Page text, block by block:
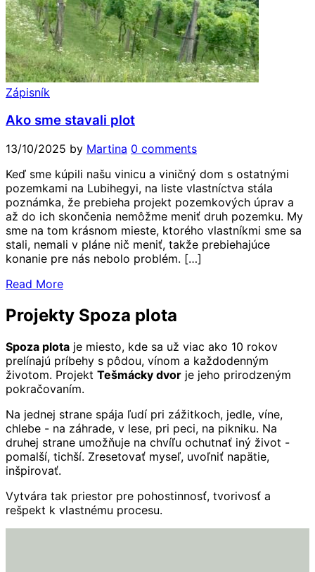
Zápisník
Ako sme stavali plot
13/10/2025 by Martina 0 comments
Keď sme kúpili našu vinicu a viničný dom s ostatnými
pozemkami na Lubihegyi, na liste vlastníctva stála
poznámka, že prebieha projekt pozemkových úprav a
až do ich skončenia nemôžme meniť druh pozemku. My
sme na tom krásnom mieste, ktorého vlastníkmi sme sa
stali, nemali v pláne nič meniť, takže prebiehajúce
konanie pre nás nebolo problém. […]
Read More
Projekty Spoza plota
Spoza plota je miesto, kde sa už viac ako 10 rokov
prelínajú príbehy s pôdou, vínom a každodenným
životom. Projekt Tešmácky dvor je jeho prirodzeným
pokračovaním.
Na jednej strane spája ľudí pri zážitkoch, jedle, víne,
chlebe - na záhrade, v lese, pri peci, na pikniku. Na
druhej strane umožňuje na chvíľu ochutnať iný život -
pomalší, tichší. Zresetovať myseľ, uvoľniť napätie,
inšpirovať.
Vytvára tak priestor pre pohostinnosť, tvorivosť a
rešpekt k vlastnému procesu.